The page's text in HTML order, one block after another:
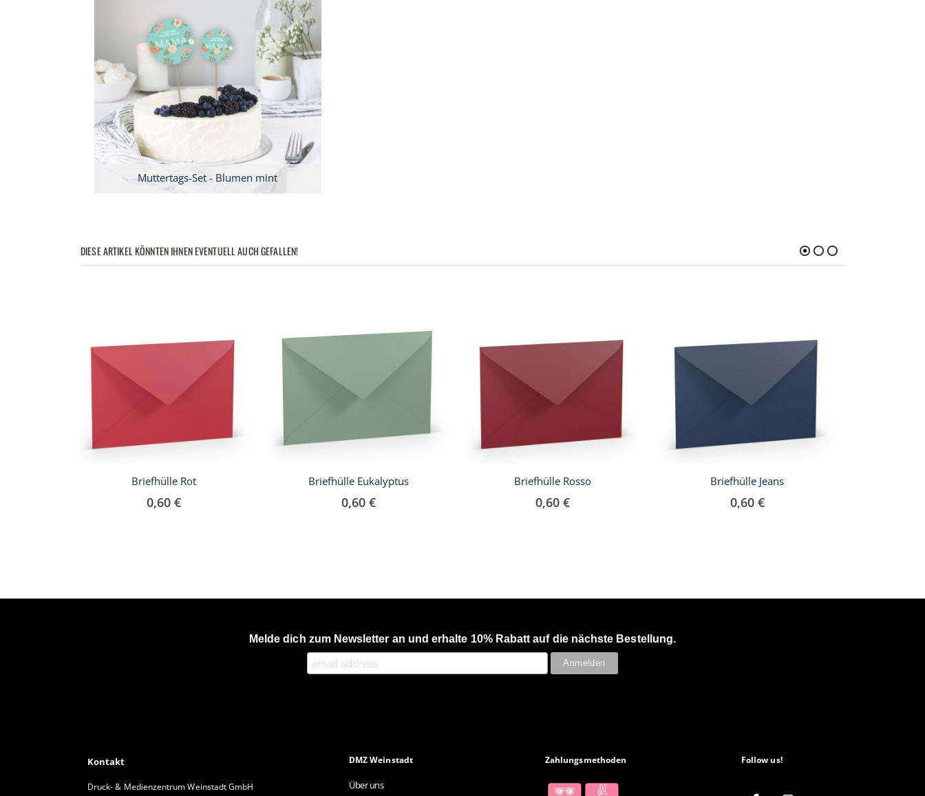
Muttertags-Set - Blumen mint
DIESE ARTIKEL KÖNNTEN IHNEN EVENTUELL AUCH GEFALLEN!
Briefhülle Rot
0,60 €
Briefhülle Eukalyptus
0,60 €
Briefhülle Rosso
0,60 €
Briefhülle Jeans
0,60 €
Melde dich zum Newsletter an und erhalte 10% Rabatt auf die nächste Bestellung.
Kontakt
Druck- & Medienzentrum Weinstadt GmbH
DMZ Weinstadt
Über uns
Zahlungsmethoden Follow us!